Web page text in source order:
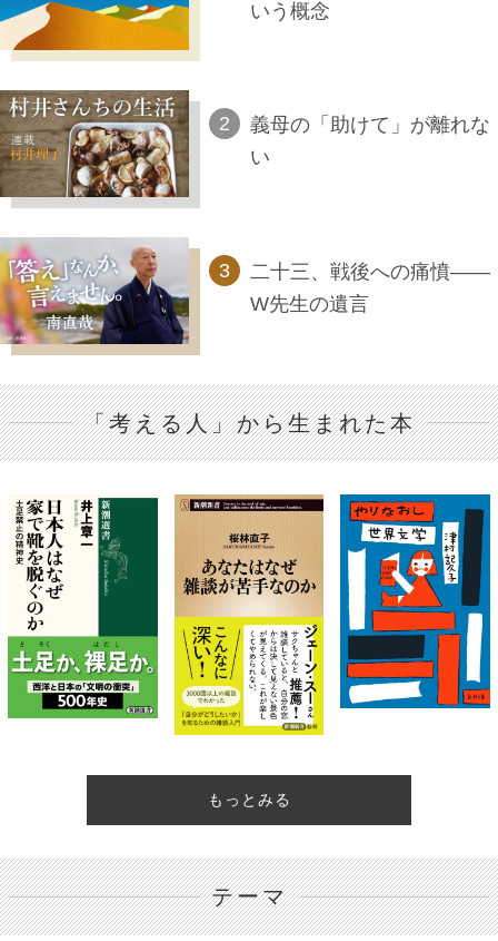
いう概念
義母の「助けて」が離れな
い
二十三、戦後への痛憤――
W先生の遺言
「考える人」から生まれた本
もっとみる
テーマ